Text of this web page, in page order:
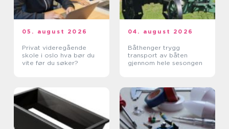
05. august 2026
Privat videregående
skole i oslo hva bør du
vite før du søker?
04. august 2026
Båthenger trygg
transport av båten
gjennom hele sesongen